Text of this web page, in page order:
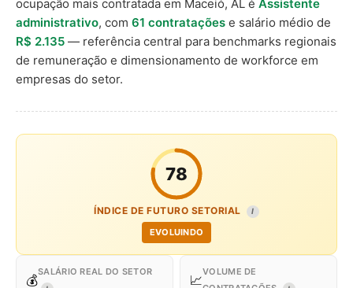
ocupação mais contratada em Maceió, AL é Assistente
administrativo, com 61 contratações e salário médio de
R$ 2.135 — referência central para benchmarks regionais
de remuneração e dimensionamento de workforce em
empresas do setor.
78
ÍNDICE DE FUTURO SETORIAL I
EVOLUINDO
💰
SALÁRIO REAL DO SETOR
📈
VOLUME DE